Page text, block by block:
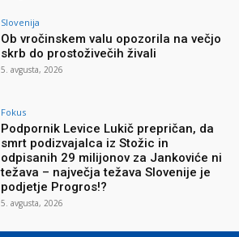
Slovenija
Ob vročinskem valu opozorila na večjo
skrb do prostoživečih živali
5. avgusta, 2026
Fokus
Podpornik Levice Lukič prepričan, da
smrt podizvajalca iz Stožic in
odpisanih 29 milijonov za Jankoviće ni
težava – največja težava Slovenije je
podjetje Progros!?
5. avgusta, 2026